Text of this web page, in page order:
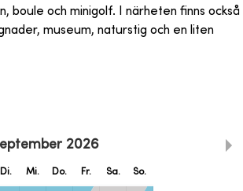
boule och minigolf. I närheten finns också
museum, naturstig och en liten
2026
Di. Mi. Do. Fr. Sa. So.